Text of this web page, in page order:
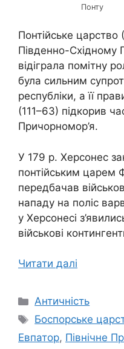
Понту
Понтійське
Південно-Східному
відіграла помітну
була сильним
республіки, а її
(111–63) підкорив
Причорномор’я.
У 179 р. Херсонес
понтійським царем
передбачав
нападу на поліс
у Херсонесі
військові
Читати далі
Категорії
Античність
Позначки
Боспорське
Евпатор, Північне